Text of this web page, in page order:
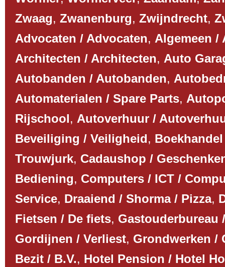
Zwaag, Zwanenburg, Zwijndrecht,
Advocaten / Advocaten, Algemeen /
Architecten / Architecten, Auto
Autobanden / Autobanden,
Automaterialen / Spare Parts,
Rijschool, Autoverhuur /
Beveiliging / Veiligheid,
Trouwjurk, Cadaushop /
Bediening, Computers / ICT /
Service, Draaiend / Shorma / Pizza,
Fietsen / De fiets, Gastouderbureau
Gordijnen / Verliest, Grondwerken /
Bezit / B.V., Hotel Pension / Hotel